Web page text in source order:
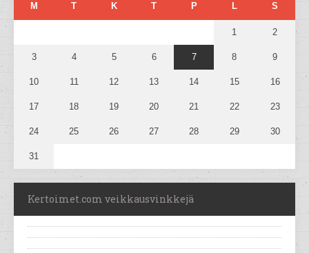
M T K T P L S
1 2
3 4 5 6 7 8 9
10 11 12 13 14 15 16
17 18 19 20 21 22 23
24 25 26 27 28 29 30
31
Kertoimet.com veikkausvinkkejä